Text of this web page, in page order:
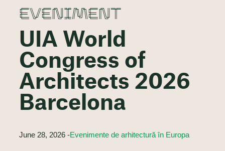
EVENIMENT
UIA World
Congress of
Architects 2026
Barcelona
June 28, 2026 -Evenimente de arhitectură în Europa